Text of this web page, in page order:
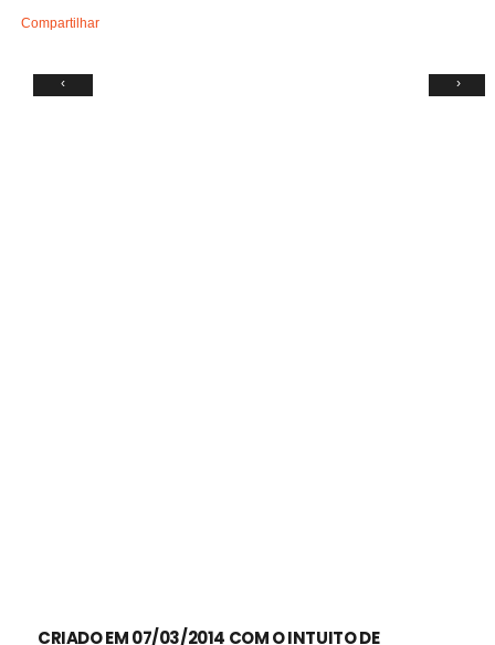
Compartilhar
‹ ›
CRIADO EM 07/03/2014 COM O INTUITO DE